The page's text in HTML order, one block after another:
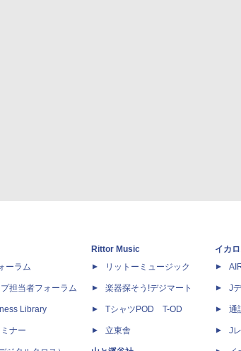
ーラム
担当者フォーラム
Library
ナー
Rittor Music
リットーミュージック
楽器探そう!デジマート
TシャツPOD T-OD
立東舎
イカ
J
通
J